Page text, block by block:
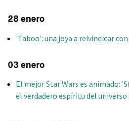
28 enero
'Taboo': una joya a reivindicar
03 enero
El mejor Star Wars es animado:
el verdadero espíritu del universo